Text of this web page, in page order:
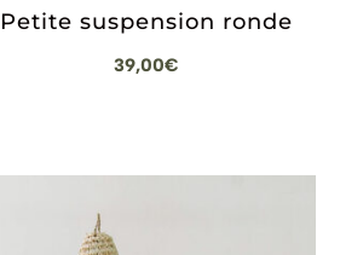
Petite suspension ronde
39,00€